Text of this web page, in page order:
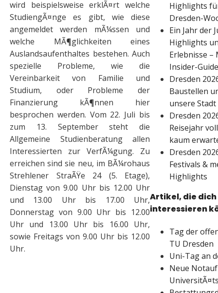
wird beispielsweise erklÃ¤rt welche
StudiengÃ¤nge es gibt, wie diese
angemeldet werden mÃ¼ssen und
welche MÃ¶glichkeiten eines
Auslandsaufenthaltes bestehen. Auch
spezielle Probleme, wie die
Vereinbarkeit von Familie und
Studium, oder Probleme der
Finanzierung kÃ¶nnen hier
besprochen werden. Vom 22. Juli bis
zum 13. September steht die
Allgemeine Studienberatung allen
Interessierten zur VerfÃ¼gung. Zu
erreichen sind sie neu, im BÃ¼rohaus
Strehlener StraÃŸe 24 (5. Etage),
Dienstag von 9.00 Uhr bis 12.00 Uhr
und 13.00 Uhr bis 17.00 Uhr,
Donnerstag von 9.00 Uhr bis 12.00
Uhr und 13.00 Uhr bis 16.00 Uhr,
sowie Freitags von 9.00 Uhr bis 12.00
Uhr.
Highlights
Dresden-
Ein Jahr der
Highlights
Erlebnisse –
Insider-Guide
Dresden
Baustellen
unsere
Dresden
Reisejahr
kaum
Dresden
Festivals &
Highlights
Artikel, die
interessieren
Tag der
TU Dresden
Uni-Tag an
Neue